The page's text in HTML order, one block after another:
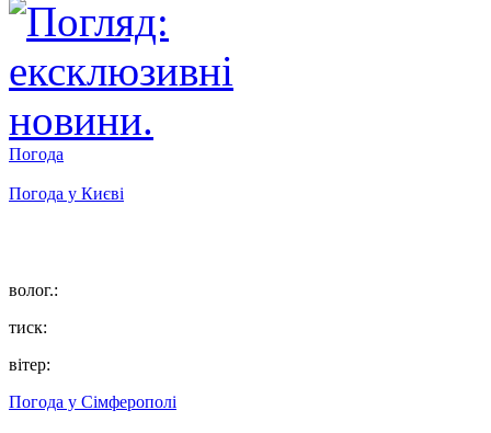
Погода
Погода у Києві
волог.:
тиск:
вітер:
Погода у Сімферополі